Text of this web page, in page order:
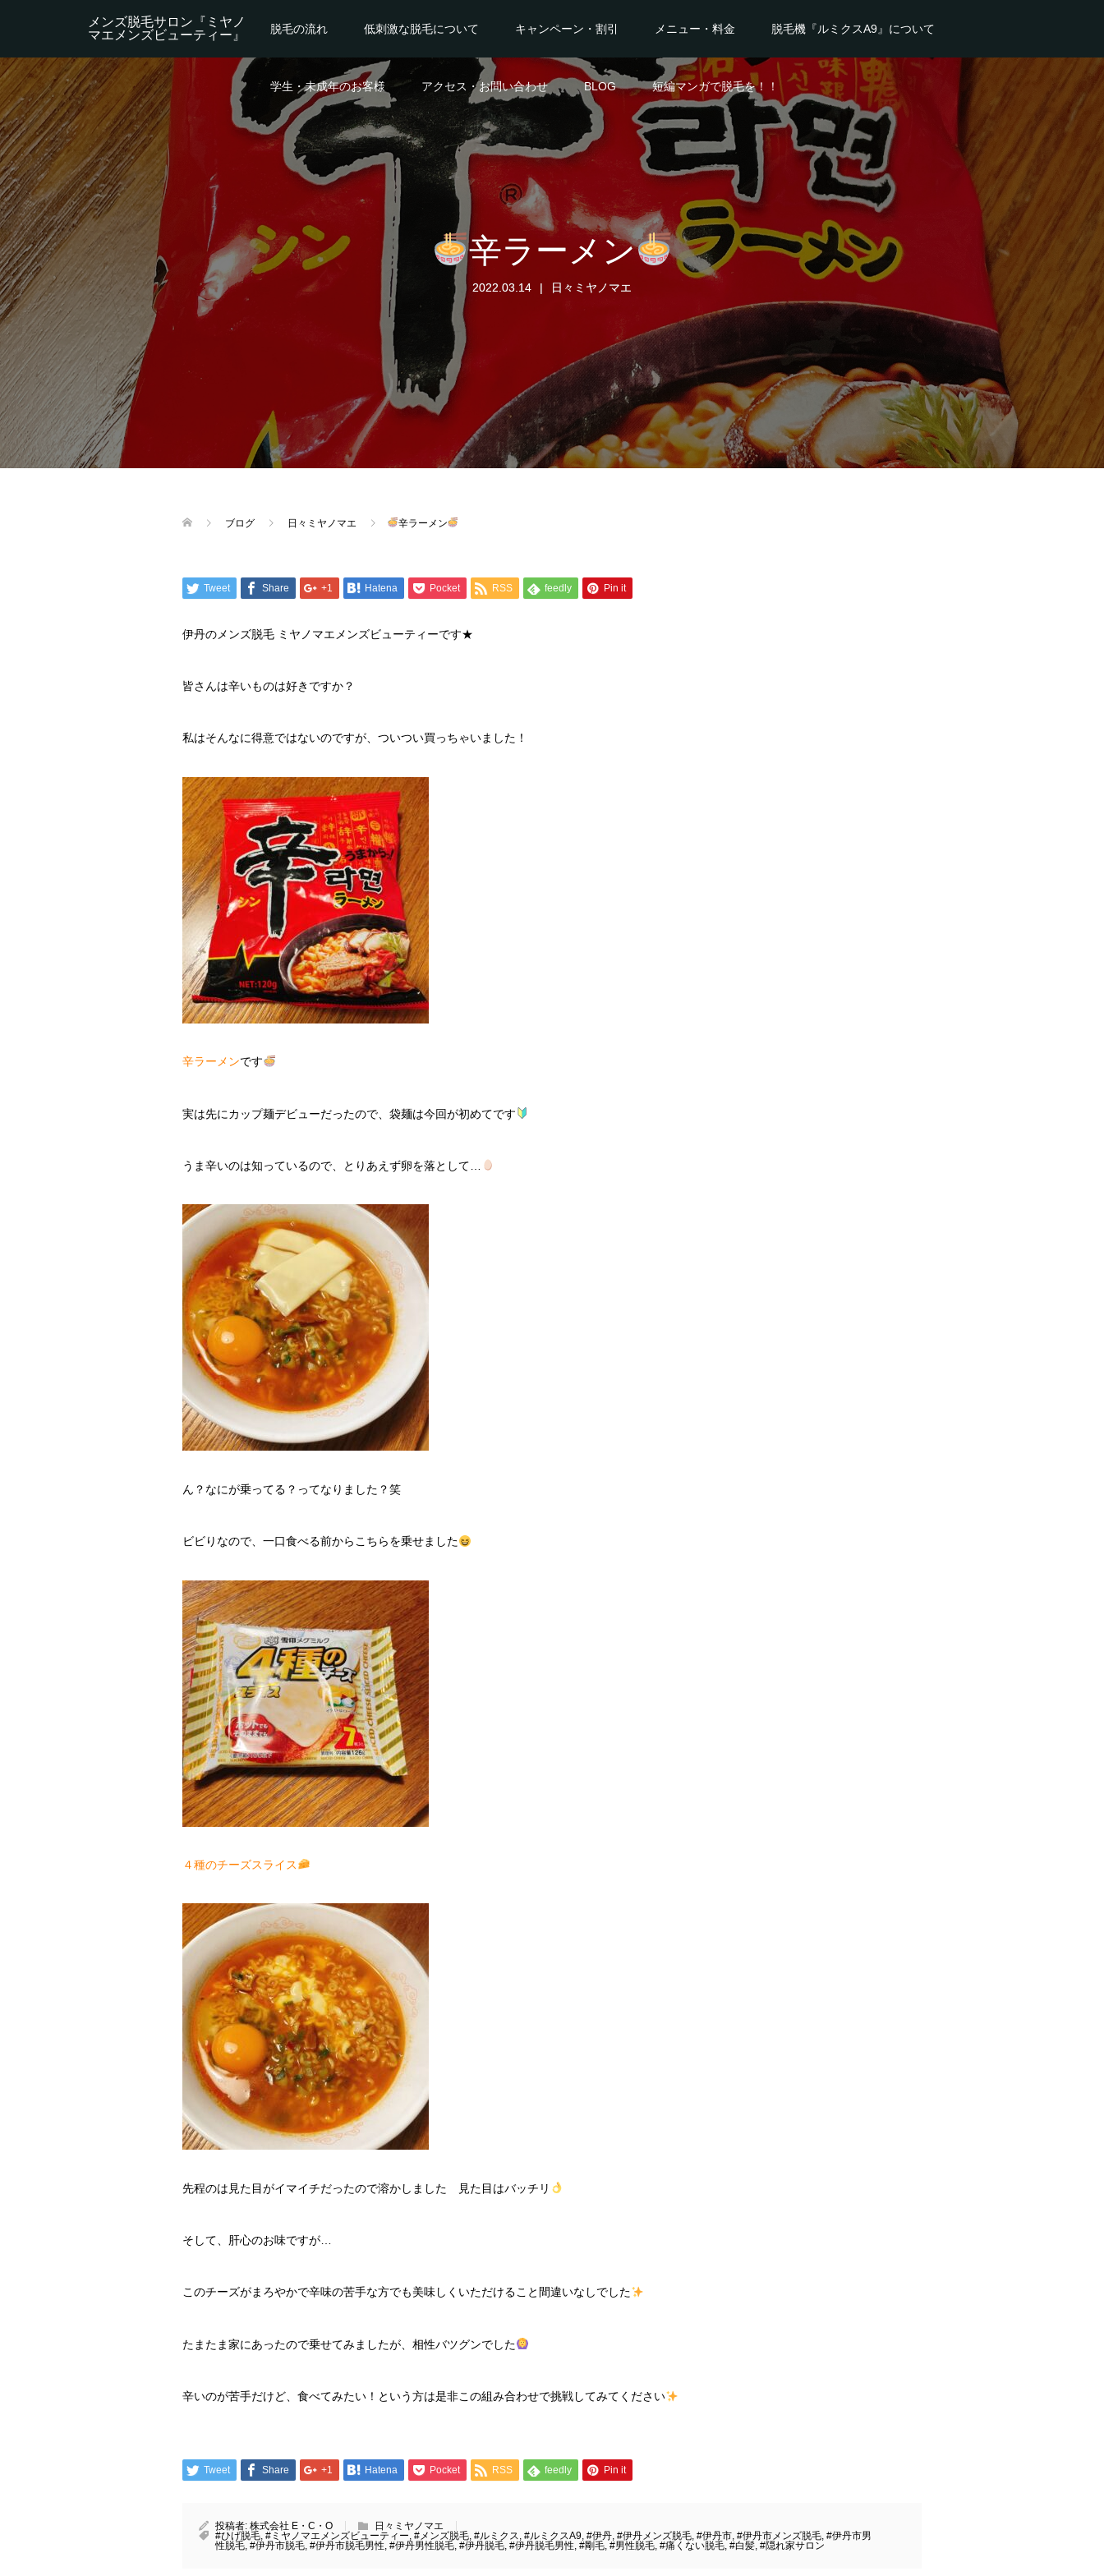
メンズ脱毛サロン『ミヤノ
マエメンズビューティー』
脱毛の流れ 低刺激な脱毛について キャンペーン・割引 メニュー・料金 脱毛機『ルミクスA9』について
学生・未成年のお客様 アクセス・お問い合わせ BLOG 短編マンガで脱毛を！！
辛ラーメン
2022.03.14 日々ミヤノマエ
ブログ 日々ミヤノマエ 辛ラーメン
Tweet Share +1 Hatena Pocket RSS feedly Pin it
伊丹のメンズ脱毛 ミヤノマエメンズビューティーです★
皆さんは辛いものは好きですか？
私はそんなに得意ではないのですが、ついつい買っちゃいました！
辛ラーメンです
実は先にカップ麺デビューだったので、袋麺は今回が初めてです
うま辛いのは知っているので、とりあえず卵を落として…
ん？なにが乗ってる？ってなりました？笑
ビビりなので、一口食べる前からこちらを乗せました
４種のチーズスライス
先程のは見た目がイマイチだったので溶かしました 見た目はバッチリ
そして、肝心のお味ですが…
このチーズがまろやかで辛味の苦手な方でも美味しくいただけること間違いなしでした
たまたま家にあったので乗せてみましたが、相性バツグンでした
辛いのが苦手だけど、食べてみたい！という方は是非この組み合わせで挑戦してみてください
Tweet Share +1 Hatena Pocket RSS feedly Pin it
投稿者: 株式会社 E・C・O
日々ミヤノマエ
#ひげ脱毛, #ミヤノマエメンズビューティー, #メンズ脱毛, #ルミクス, #ルミクスA9, #伊丹, #伊丹メンズ脱毛, #伊丹市, #伊丹市メンズ脱毛, #伊丹市男
性脱毛, #伊丹市脱毛, #伊丹市脱毛男性, #伊丹男性脱毛, #伊丹脱毛, #伊丹脱毛男性, #剛毛, #男性脱毛, #痛くない脱毛, #白髪, #隠れ家サロン